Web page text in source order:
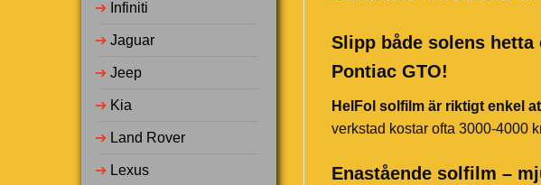
➔ Infiniti
➔ Jaguar
➔ Jeep
➔ Kia
➔ Land Rover
➔ Lexus
Slipp både solens
Pontiac GTO!
HelFol solfilm är riktigt enkel
verkstad kostar ofta 3000-4000
Enastående solfilm –